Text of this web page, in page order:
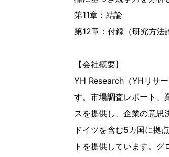
第11章：結論
第12章：付録（研究方法
【会社概要】
YH Research（YHリサ
す。市場調査レポート、
スを提供し、企業の意思
ドイツを含む5カ国に拠
トを提供しています。